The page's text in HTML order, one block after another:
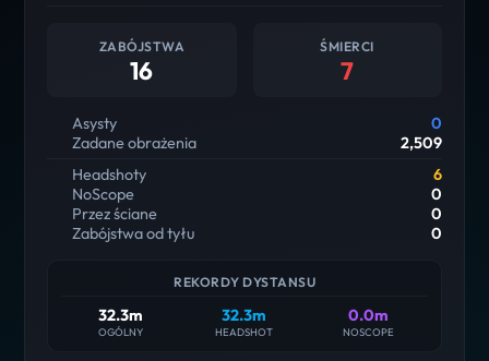
ZABÓJSTWA
16
ŚMIERCI
7
Asysty
0
Zadane obrażenia
2,509
Headshoty
6
NoScope
0
Przez ściane
0
Zabójstwa od tyłu
0
REKORDY DYSTANSU
32.3m
OGÓLNY
32.3m
HEADSHOT
0.0m
NOSCOPE